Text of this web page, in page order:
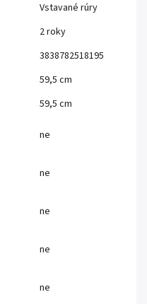
Vstavané rúry
2 roky
3838782518195
59,5 cm
59,5 cm
ne
ne
ne
ne
ne